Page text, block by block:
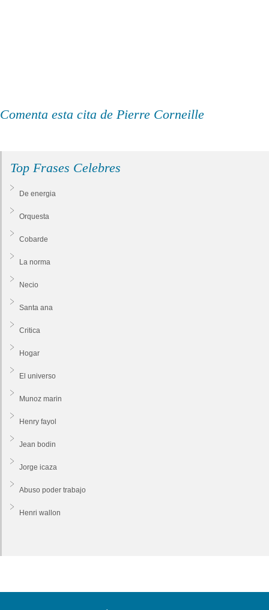
Comenta esta cita de Pierre Corneille
Top Frases Celebres
De energia
Orquesta
Cobarde
La norma
Necio
Santa ana
Critica
Hogar
El universo
Munoz marin
Henry fayol
Jean bodin
Jorge icaza
Abuso poder trabajo
Henri wallon